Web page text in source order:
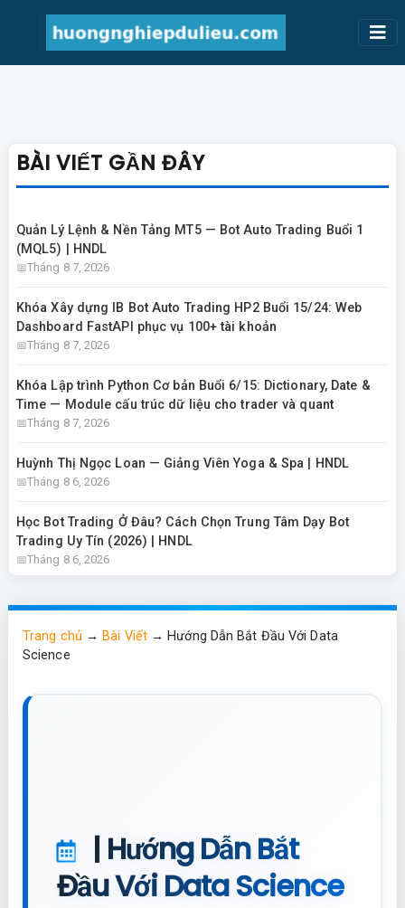
BÀI VIẾT GẦN ĐÂY
Quản Lý Lệnh & Nền Tảng MT5 — Bot Auto Trading Buổi 1
(MQL5) | HNDL
Tháng 8 7, 2026
Khóa Xây dựng IB Bot Auto Trading HP2 Buổi 15/24: Web
Dashboard FastAPI phục vụ 100+ tài khoản
Tháng 8 7, 2026
Khóa Lập trình Python Cơ bản Buổi 6/15: Dictionary, Date &
Time — Module cấu trúc dữ liệu cho trader và quant
Tháng 8 7, 2026
Huỳnh Thị Ngọc Loan — Giảng Viên Yoga & Spa | HNDL
Tháng 8 6, 2026
Học Bot Trading Ở Đâu? Cách Chọn Trung Tâm Dạy Bot
Trading Uy Tín (2026) | HNDL
Tháng 8 6, 2026
Trang chủ →Bài Viết→Hướng Dẫn Bắt Đầu Với Data
Science
| Hướng Dẫn Bắt
Đầu Với Data Science